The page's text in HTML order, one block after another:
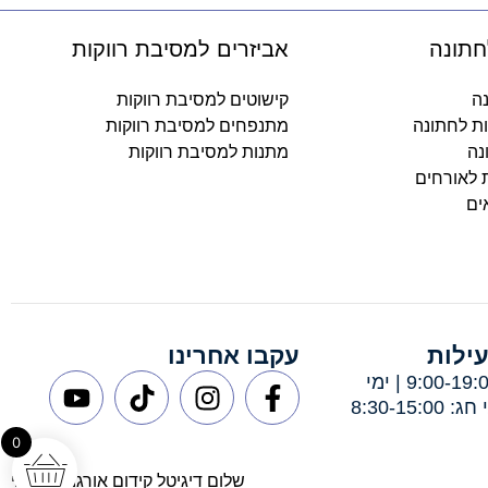
0
לחתונה
לאורחים
אביזרים למסיבת רווקות
קישוטים למסיבת רווקות
מתנפחים למסיבת רווקות
מתנות למסיבת רווקות
ימי א-ה: 9:00-19:00 | ימי
15:00
עקבו אחרינו
שלום דיגיטל קידום אורגני מקצועי